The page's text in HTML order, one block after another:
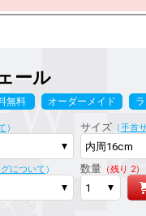
ール
無料 オーダーメイド
） サイズ （手首
について ） 数量（残り 2）